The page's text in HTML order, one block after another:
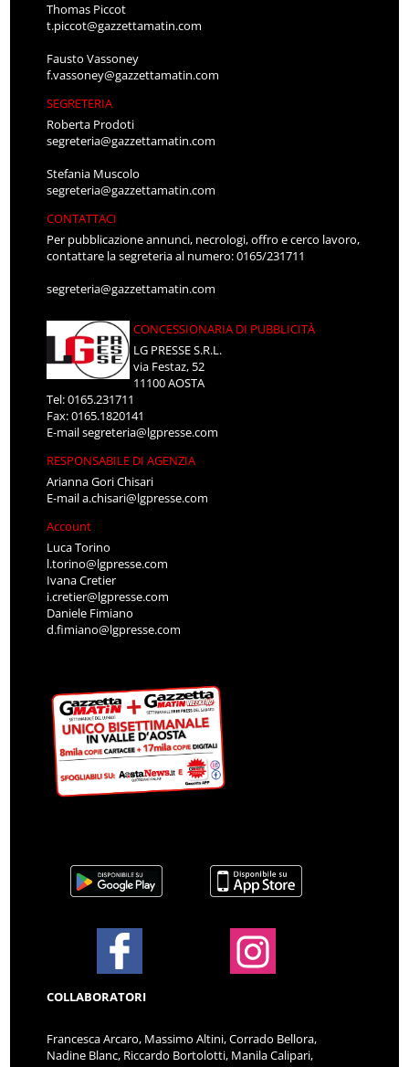
Thomas Piccot
t.piccot@gazzettamatin.com
Fausto Vassoney
f.vassoney@gazzettamatin.com
SEGRETERIA
Roberta Prodoti
segreteria@gazzettamatin.com
Stefania Muscolo
segreteria@gazzettamatin.com
CONTATTACI
Per pubblicazione annunci, necrologi, offro e cerco lavoro,
contattare la segreteria al numero: 0165/231711
segreteria@gazzettamatin.com
CONCESSIONARIA DI PUBBLICITÀ
LG PRESSE S.R.L.
via Festaz, 52
11100 AOSTA
Tel: 0165.231711
Fax: 0165.1820141
E-mailsegreteria@lgpresse.com
RESPONSABILE DI AGENZIA
Arianna Gori Chisari
E-maila.chisari@lgpresse.com
Account
Luca Torino
l.torino@lgpresse.com
Ivana Cretier
i.cretier@lgpresse.com
Daniele Fimiano
d.fimiano@lgpresse.com
COLLABORATORI
Francesca Arcaro, Massimo Altini, Corrado Bellora,
Nadine Blanc, Riccardo Bortolotti, Manila Calipari,